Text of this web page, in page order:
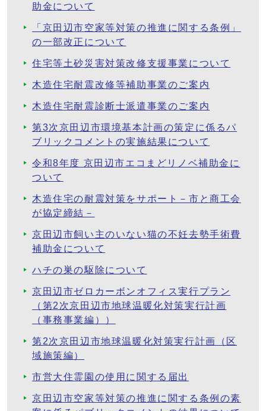
助金について
「京田辺市空家等対策の推進に関する条例」
の一部改正について
住宅等土砂災害対策改修支援事業について
木造住宅耐震改修等補助事業のご案内
木造住宅耐震診断士派遣事業のご案内
第3次京田辺市環境基本計画の策定に係るパ
ブリックコメントの実施結果について
令和8年度 京田辺市エコまどリノベ補助金に
ついて
木造住宅の耐震対策をサポート－市と商工会
が協定締結－
京田辺市飼い主のいない猫の不妊去勢手術費
補助金について
ハチの巣の駆除について
京田辺市ゼロカーボンオフィス実行プラン
（第2次京田辺市地球温暖化対策実行計画
（事務事業編））
第2次京田辺市地球温暖化対策実行計画（区
域施策編）
市営大住霊園の使用に関する届出
京田辺市空家等対策の推進に関する条例の素